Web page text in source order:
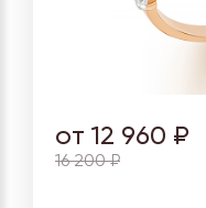
от 12 960 ₽
16 200 ₽